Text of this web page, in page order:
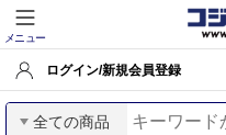
メニュー
ログイン/新規会員登録
全ての商品